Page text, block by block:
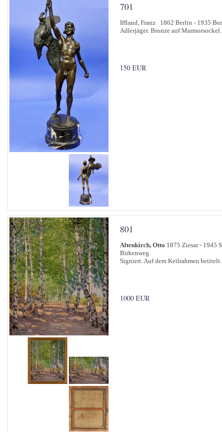
701
Iffland, Franz 1862 Berlin - 1935
Adlerjäger. Bronze auf
150 EUR
801
Altenkirch, Otto 1875 Ziesar - 1945
Birkenweg.
Signiert. Auf dem Keilrahmen
1000 EUR